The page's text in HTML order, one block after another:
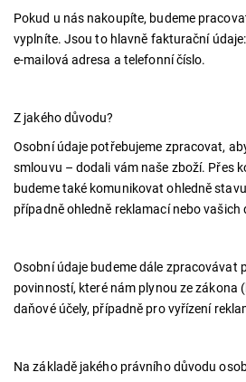
Pokud u nás nakoupíte, budeme
vyplníte. Jsou to hlavně fakturační
e-mailová adresa a telefonní číslo.
Z jakého důvodu?
Osobní údaje potřebujeme zpracovat,
smlouvu – dodali vám naše zboží. Přes
budeme také komunikovat ohledně
případně ohledně reklamací nebo vašich
Osobní údaje budeme dále zpracovávat
povinností, které nám plynou ze zákona
daňové účely, případně pro vyřízení
Na základě jakého právního důvodu